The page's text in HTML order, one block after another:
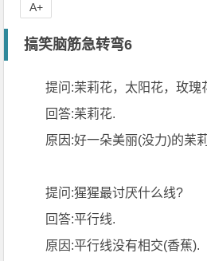
搞笑脑筋急转弯6
提问:茉莉花，太阳花，玫瑰
回答:苿莉花.
原因:好一朵美丽(没力)的苿
提问:猩猩最讨厌什么线?
回答:平行线.
原因:平行线没有相交(香蕉).
A+